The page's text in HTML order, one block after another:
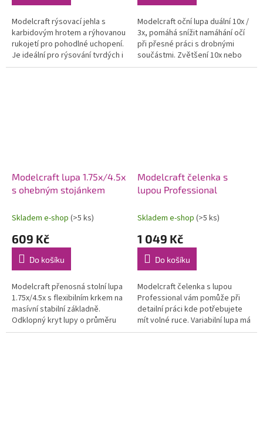
Modelcraft rýsovací jehla s
karbidovým hrotem a rýhovanou
rukojetí pro pohodlné uchopení.
Je ideální pro rýsování tvrdých i
měkkých materiálů, stejně jako
Modelcraft oční lupa duální 10x /
3x, pomáhá snížit namáhání očí
při přesné práci s drobnými
součástmi. Zvětšení 10x nebo
při odstranění malého objektivu
Modelcraft lupa 1.75x/4.5x
s ohebným stojánkem
Skladem e-shop (>5 ks)
609 Kč
Do košíku
Modelcraft přenosná stolní lupa
1.75x/4.5x s flexibilním krkem na
masívní stabilní základně.
Odklopný kryt lupy o průměru
čočky 110mm, zvětšení 3
Modelcraft čelenka s
lupou Professional
Skladem e-shop (>5 ks)
1 049 Kč
Do košíku
Modelcraft čelenka s lupou
Professional vám pomůže při
detailní práci kde potřebujete
mít volné ruce. Variabilní lupa má
pružnou čelenku na každou